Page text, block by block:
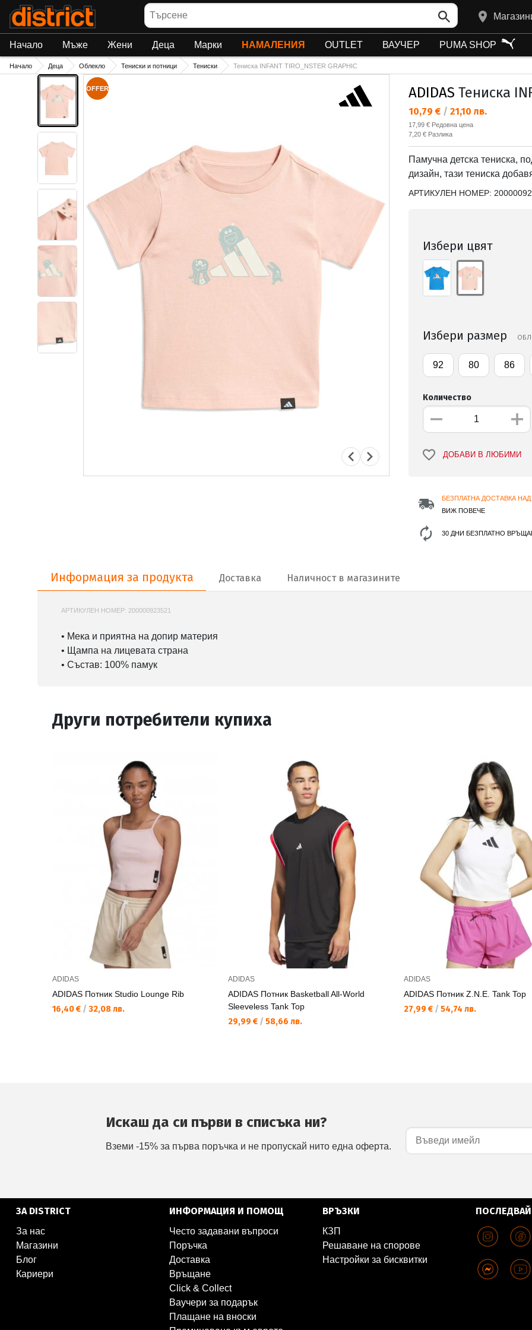
Търсене
Начало Мъже Жени Деца Марки НАМАЛЕНИЯ OUTLET ВАУЧЕР PUMA SHOP
Начало Деца Облекло Тениски и потници Тениски Тениска INFANT TIRO_NSTER GRAPHIC
OFFER ADIDAS Тениска
Текуща цена:
10,79 € / 21,10 лв.
Редовна цена:
17,99 € Редовна цена
Спестявате:
7,20 € Разлика
Памучна детска тениска,
дизайн, тази тениска
АРТИКУЛЕН НОМЕР:
Избери цвят
Избери размер
92 80 86
Количество
ДОБАВИ В ЛЮБИМИ
БЕЗПЛАТНА ДОСТАВКА НАД
ВИЖ ПОВЕЧЕ
30 ДНИ БЕЗПЛАТНО
Информация за продукта
Доставка Наличност в магазините
АРТИКУЛЕН НОМЕР: 200000923521
• Мека и приятна на допир материя
• Щампа на лицевата страна
• Състав: 100% памук
Други потребители купиха
ADIDAS
ADIDAS Потник Studio Lounge Rib
16,40 € / 32,08 лв.
ADIDAS
ADIDAS Потник Basketball All-World
Sleeveless Tank Top
29,99 € / 58,66 лв.
ADIDAS
ADIDAS Потник Z.N.E. Tank Top
27,99 € / 54,74 лв.
Искаш да си първи в списъка ни?
Вземи -15% за първа поръчка и не пропускай нито една оферта.
ЗА DISTRICT
За нас
Магазини
Блог
Кариери
ИНФОРМАЦИЯ И ПОМОЩ
Често задавани въпроси
Поръчка
Доставка
Връщане
Click & Collect
Ваучери за подарък
Плащане на вноски
ВРЪЗКИ
КЗП
Решаване на спорове
Настройки за бисквитки